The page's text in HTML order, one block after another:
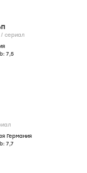
/ сериал
7,5
Германия
7,7